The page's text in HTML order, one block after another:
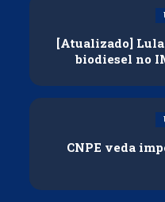
[Atualizado]
biodiesel no
CNPE veda